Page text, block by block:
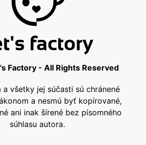
Factory - All Rights Reserved
a všetky jej súčasti sú chránené
a nesmú byť kopírované,
ani inak šírené bez písomného
súhlasu autora.